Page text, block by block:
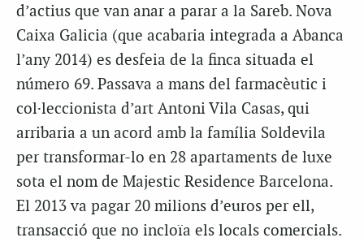
d’actius que van anar a parar a la Sareb. Nova
Caixa Galicia (que acabaria integrada a Abanca
l’any 2014) es desfeia de la finca situada el
número 69. Passava a mans del farmacèutic i
col·leccionista d’art Antoni Vila Casas, qui
arribaria a un acord amb la família Soldevila
per transformar-lo en 28 apartaments de luxe
sota el nom de Majestic Residence Barcelona.
El 2013 va pagar 20 milions d’euros per ell,
transacció que no incloïa els locals comercials.